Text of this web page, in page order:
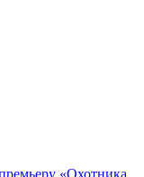
«Охотника